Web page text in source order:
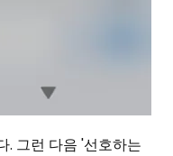
. 그런 다음 '선호하는